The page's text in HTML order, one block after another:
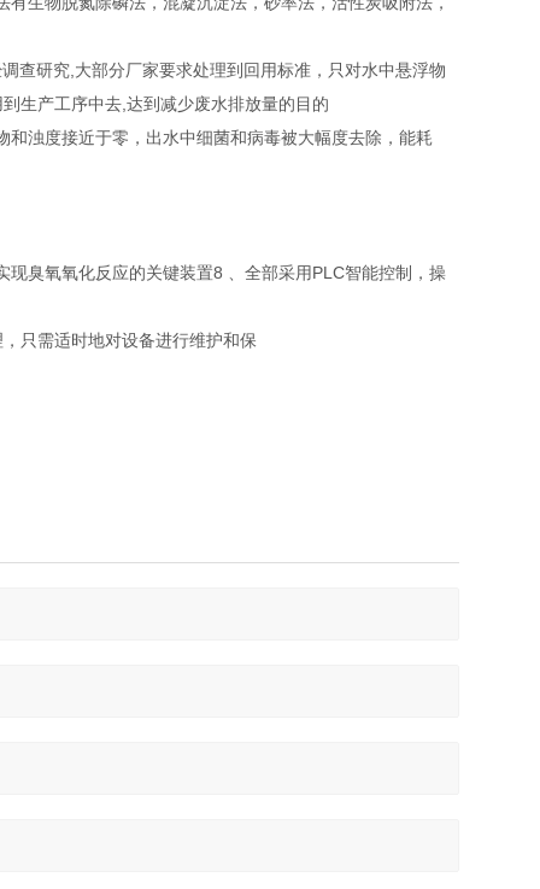
研究,大部分厂家要求处理到回用标准，只对水中悬浮物
生产工序中去,达到减少废水排放量的目的
浊度接近于零，出水中细菌和病毒被大幅度去除，能耗
臭氧氧化反应的关键装置8 、全部采用PLC智能控制，操
只需适时地对设备进行维护和保